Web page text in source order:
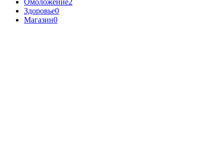
Омоложение2
Здоровье0
Магазин0